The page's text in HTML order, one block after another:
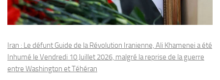
Iran : Le défunt Guide de la Révolution Iranienne, Ali Khamenei a été
Inhumé le Vendredi 10 Juillet 2026, malgré la reprise de la guerre
entre Washington et Téhéran